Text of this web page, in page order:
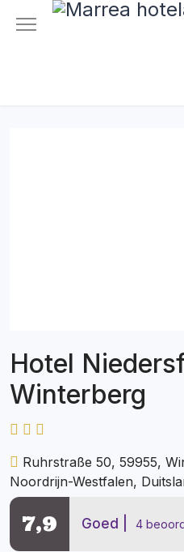
Hotel
Winterberg
Ruhrstraße 50, 59955,
Noordrijn-Westfalen,
Goed 4
7,9